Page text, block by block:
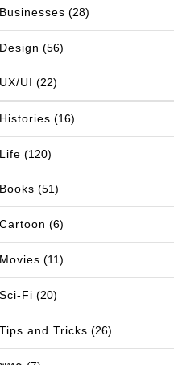
Businesses (28)
Design (56)
UX/UI (22)
Histories (16)
Life (120)
Books (51)
Cartoon (6)
Movies (11)
Sci-Fi (20)
Tips and Tricks (26)